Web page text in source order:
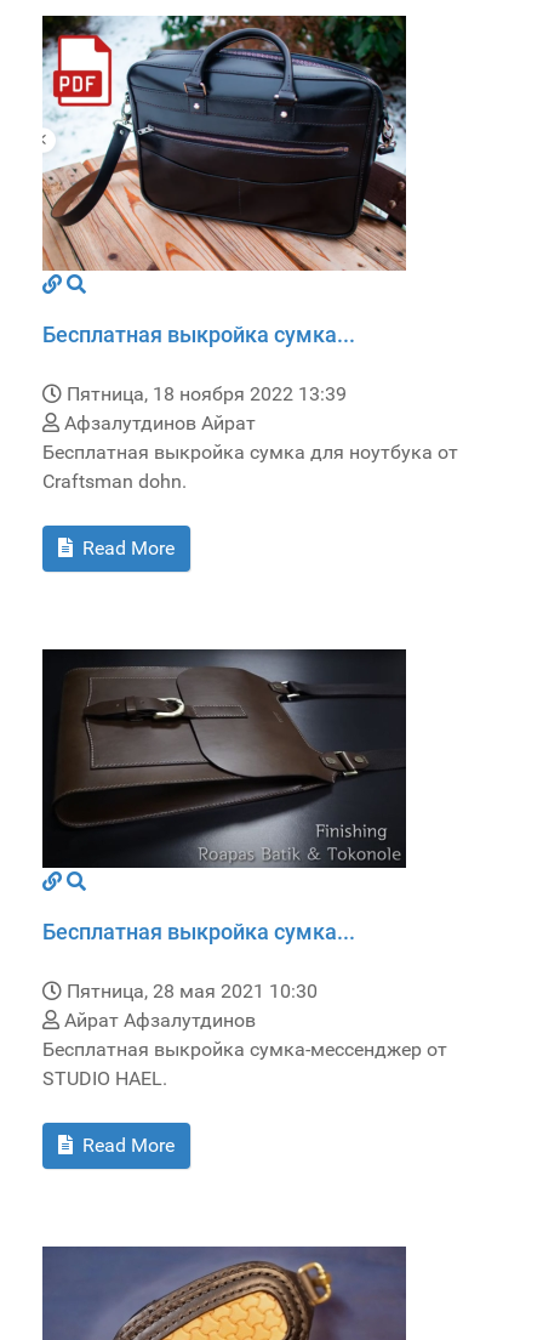
Бесплатная выкройка сумка...
Пятница, 18 ноября 2022 13:39
Афзалутдинов Айрат
Бесплатная выкройка сумка для ноутбука от
Craftsman dohn.
Read More
Бесплатная выкройка сумка...
Пятница, 28 мая 2021 10:30
Айрат Афзалутдинов
Бесплатная выкройка сумка-мессенджер от
STUDIO HAEL.
Read More